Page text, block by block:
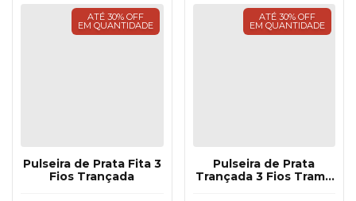
ATÉ 30% OFF
EM QUANTIDADE
Pulseira de Prata Fita 3
Fios Trançada
ATÉ 30% OFF
EM QUANTIDADE
Pulseira de Prata
Trançada 3 Fios Trama